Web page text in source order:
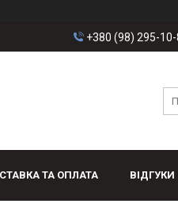
+380 (98) 295-
ТА ОПЛАТА ВІДГУКИ